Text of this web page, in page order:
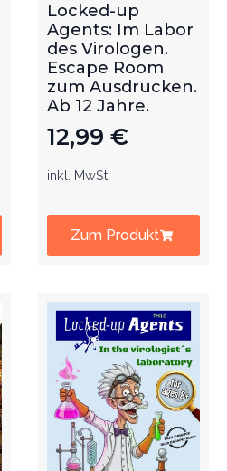
Locked-up
Agents: Im Labor
des Virologen.
Escape Room
zum Ausdrucken.
Ab 12 Jahre.
12,99 €
inkl. MwSt.
Zum Produkt